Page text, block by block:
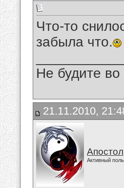
Что-то
забыла что.
Не будите
21.11.2010,
Апостол
Активный